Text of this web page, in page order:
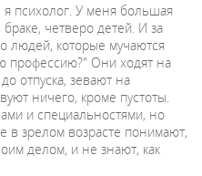
я психолог. У меня большая
четверо детей. И за
людей, которые мучаются
профессию?" Они ходят на
отпуска, зевают на
ничего, кроме пустоты.
и специальностями, но
в зрелом возрасте понимают,
делом, и не знают, как